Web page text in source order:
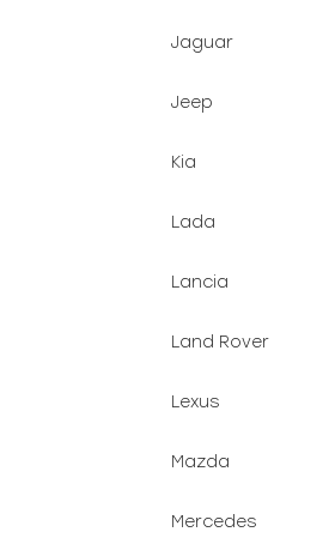
Jaguar
Jeep
Kia
Lada
Lancia
Land Rover
Lexus
Mazda
Mercedes